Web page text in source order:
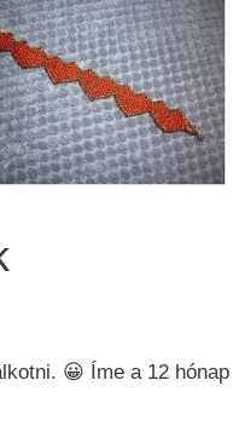
😀 Íme a 12 hónap